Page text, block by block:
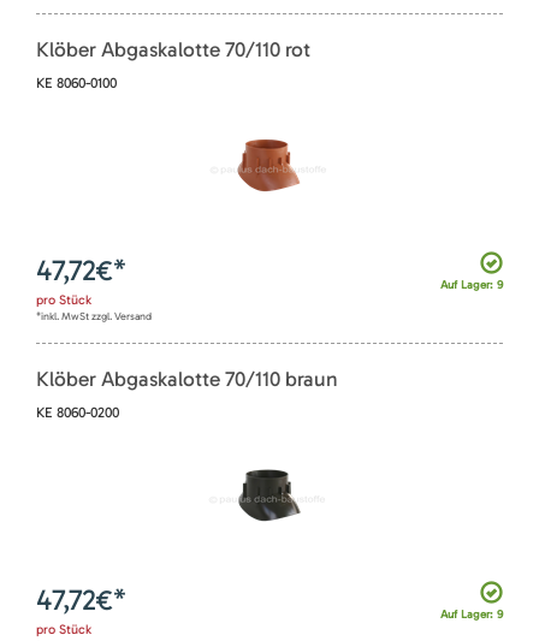
Klöber Abgaskalotte 70/110 rot
KE 8060-0100
Auf Lager: 9
47,72€*
pro Stück
*inkl. MwSt zzgl. Versand
Klöber Abgaskalotte 70/110 braun
KE 8060-0200
Auf Lager: 9
47,72€*
pro Stück